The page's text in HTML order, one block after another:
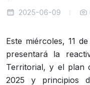
2025-06-09
Este miércoles, 11
presentará la
Territorial, y el plan
2025 y principios